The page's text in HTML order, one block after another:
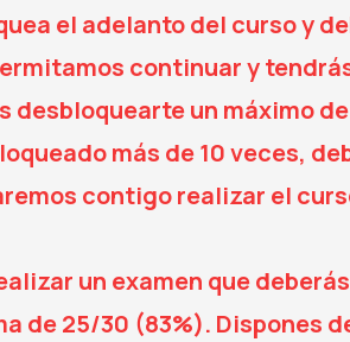
el adelanto del curso y
continuar y
desbloquearte un máximo de
más de 10 veces,
contigo realizar el
un examen que deberás
de 25/30 (83%). Dispones